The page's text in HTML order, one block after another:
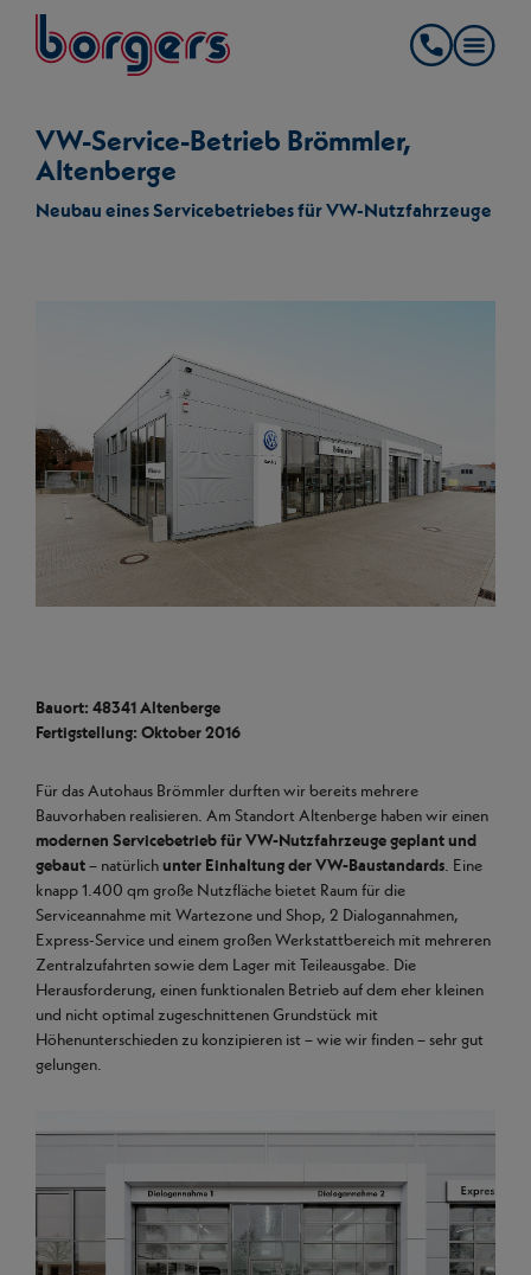
springe zum Hauptinhalt
Borgers
VW-Service-Betrieb Brömmler,
Altenberge
Neubau eines Servicebetriebes für VW-Nutzfahrzeuge
Bauort: 48341 Altenberge
Fertigstellung: Oktober 2016
Für das Autohaus Brömmler durften wir bereits mehrere
Bauvorhaben realisieren. Am Standort Altenberge haben wir einen
modernen Servicebetrieb für VW-Nutzfahrzeuge geplant und
gebaut– natürlichunter Einhaltung der VW-Baustandards. Eine
knapp 1.400 qm große Nutzfläche bietet Raum für die
Serviceannahme mit Wartezone und Shop, 2 Dialogannahmen,
Express-Service und einem großen Werkstattbereich mit mehreren
Zentralzufahrten sowie dem Lager mit Teileausgabe. Die
Herausforderung, einen funktionalen Betrieb auf dem eher kleinen
und nicht optimal zugeschnittenen Grundstück mit
Höhenunterschieden zu konzipieren ist – wie wir finden – sehr gut
gelungen.